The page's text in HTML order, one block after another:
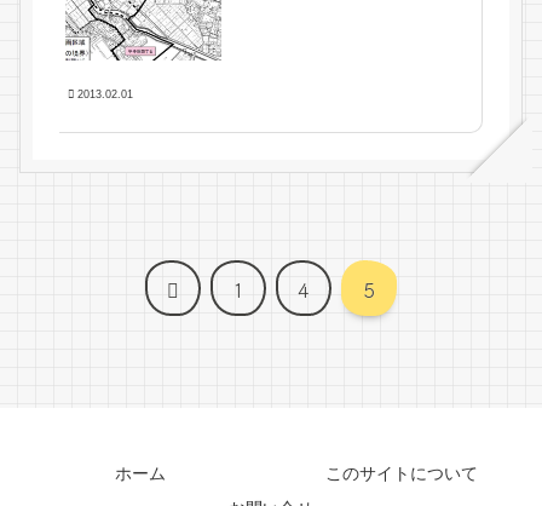
2013.02.01
前
1 4 5
ホーム
このサイトについて